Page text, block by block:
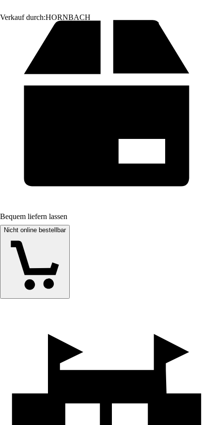
Verkauf durch:HORNBACH
Bequem liefern lassen
Nicht online bestellbar